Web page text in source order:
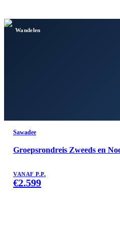
Wandelen
Sawadee
Groepsrondreis Zweeds en
VANAF P.P.
€2.599